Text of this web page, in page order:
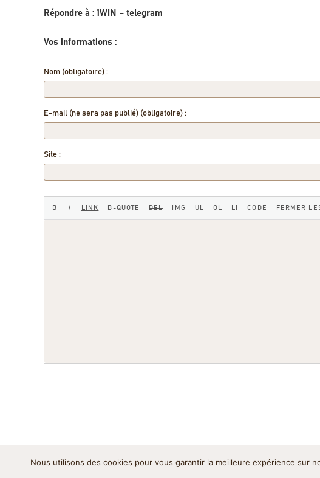
Répondre à : 1WIN – telegram
Vos informations :
Nom (obligatoire) :
E-mail (ne sera pas publié) (obligatoire) :
Site :
Mentions légales
Nous utilisons des cookies pour vous garantir la meilleure expérience